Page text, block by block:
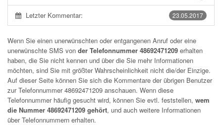
23.05.2017
Letzter Kommentar:
Wenn Sie einen unerwünschten oder entgangenen Anruf oder eine
unerwünschte SMS von der Telefonnummer 48692471209 erhalten
haben, die Sie nicht kennen und über die Sie mehr Informationen
möchten, sind Sie mit größter Wahrscheinlichkeit nicht die/der Einzige.
Auf dieser Seite können Sie sich die Kommentare der übrigen Benutzer
zur Telefonnummer48692471209 anschauen. Wenn diese
Telefonnummer häufig gesucht wird, können Sie evtl. feststellen, wem
die Nummer 48692471209 gehört, und auch weitere Informationen
über Telefonnummern erhalten.